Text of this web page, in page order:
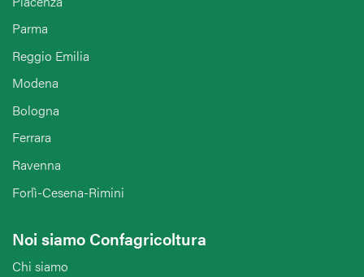
Parma
Reggio Emilia
Modena
Bologna
Ferrara
Ravenna
Forlì-Cesena-Rimini
Noi siamo Confagricoltura
Chi siamo